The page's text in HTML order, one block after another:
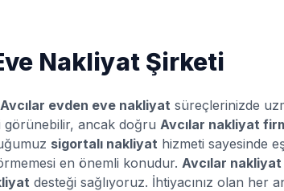
Nakliyat Şirketi
Avcılar evden eve nakliyat süreçlerinizde
görünebilir, ancak doğru Avcılar nakliyat
sigortalı nakliyat hizmeti sayesinde
en önemli konudur. Avcılar nakliyat
desteği sağlıyoruz. İhtiyacınız olan her